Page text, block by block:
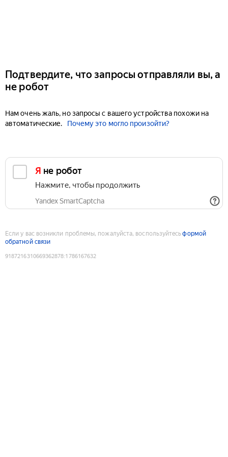
Подтвердите, что запросы отправляли вы, а
не робот
Нам очень жаль, но запросы с вашего устройства похожи на
автоматические.
Почему это могло произойти?
Я не робот
Нажмите, чтобы продолжить
Yandex SmartCaptcha
Если у вас возникли проблемы, пожалуйста, воспользуйтесьформой
обратной связи
9187216310669362878:1786167632